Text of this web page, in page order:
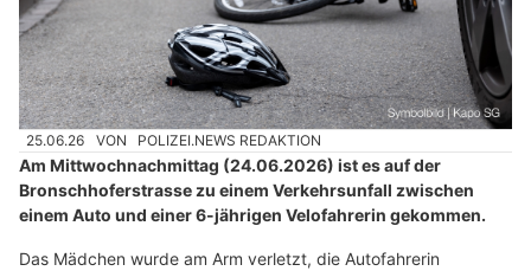
25.06.26 VON POLIZEI.NEWS REDAKTION
Am Mittwochnachmittag (24.06.2026) ist es auf der
Bronschhoferstrasse zu einem Verkehrsunfall zwischen
einem Auto und einer 6-jährigen Velofahrerin gekommen.
Das Mädchen wurde am Arm verletzt, die Autofahrerin